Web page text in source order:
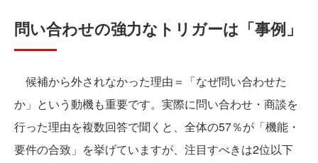
問い合わせの強力なトリガーは「事例」
候補から外されなかった理由＝「なぜ問い合わせた
か」という動機も重要です。実際に問い合わせ・商談を
行った理由を複数回答で聞くと、全体の57％が「機能・
要件の合致」を挙げていますが、注目すべきは2位以下